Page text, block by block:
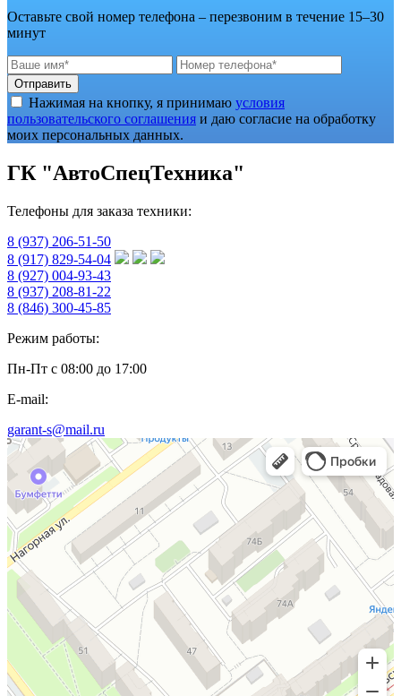
Оставьте свой номер телефона – перезвоним в течение 15–30
минут
Отправить
Нажимая на кнопку, я принимаю условия
пользовательского соглашения и даю согласие на обработку
моих персональных данных.
ГК "АвтоСпецТехника"
Телефоны для заказа техники:
8 (937) 206-51-50
8 (917) 829-54-04
8 (927) 004-93-43
8 (937) 208-81-22
8 (846) 300-45-85
Режим работы:
Пн-Пт с 08:00 до 17:00
E-mail:
garant-s@mail.ru